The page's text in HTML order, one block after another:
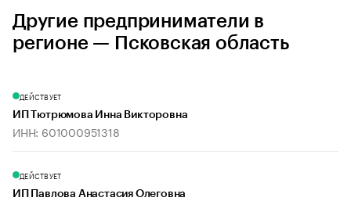
Другие предприниматели в
регионе — Псковская область
ДЕЙСТВУЕТ
ИП Тютрюмова Инна Викторовна
ИНН: 601000951318
ДЕЙСТВУЕТ
ИП Павлова Анастасия Олеговна